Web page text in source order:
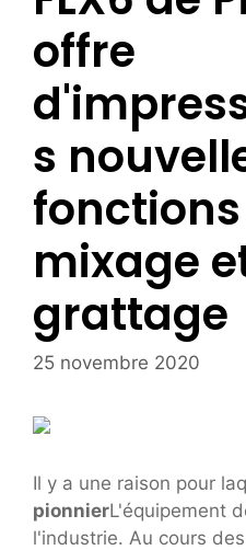
offre
s
mixage
grattage
25 novembre 2020
Il y a une raison pour
pionnierL'équipement
l'industrie. Au cours